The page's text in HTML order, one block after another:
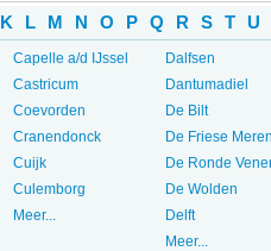
K L M N O P Q R S T U
Capelle a/d IJssel
Castricum
Coevorden
Cranendonck
Cuijk
Culemborg
Meer...
Dalfsen
Dantumadiel
De Bilt
De Friese
De Ronde
De Wolden
Delft
Meer...